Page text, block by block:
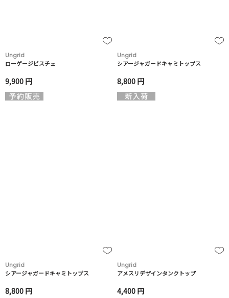
Ungrid
ローゲージビスチェ
9,900 円
Ungrid
シアージャガードキャミトップス
8,800 円
Ungrid
シアージャガードキャミトップス
8,800 円
Ungrid
アメスリデザインタンクトップ
4,400 円